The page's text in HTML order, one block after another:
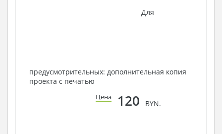
Для
предусмотрительных: дополнительная копия
проекта с печатью
Цена 120 BYN.